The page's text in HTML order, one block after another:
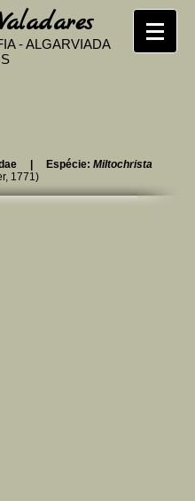
- ALGARVIADA
| Espécie: Miltochrista
1771)